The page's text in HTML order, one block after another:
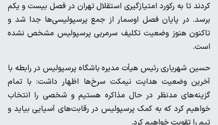
کردند تا به رکورد امتیازگیری استقلال تهران در فصل بیست و یکم
برسد. در پایان فصل اوسمار از جمع پرسپولیسی‌ها جدا شد و
تاکنون هنوز وضعیت تکلیف سرمربی پرسپولیس مشخص نشده
است.
حسین شهریاری رئیس هیأت مدیره باشگاه پرسپولیس در رابطه با
آخرین وضعیت هدایت نیمکت سرخ‌ها اظهار داشت: با تمام
گزینه‌های مدنظر در حال مذاکره هستیم و شخصی را انتخاب
خواهیم کرد که به کمک پرسپولیس در رقابت‌های آسیایی بیاید و